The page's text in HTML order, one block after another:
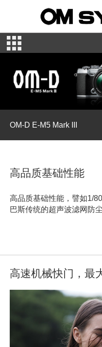
OM-D E-M5 Mark III
高品质基础性能
高品质基础性能，譬如1/
巴斯传统的超声波滤网防
高速机械快门，最